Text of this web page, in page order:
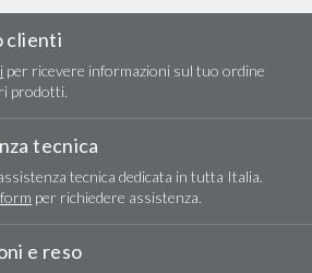
clienti
per ricevere informazioni sul tuo ordine
prodotti.
tecnica
tecnica dedicata in tutta Italia.
per richiedere assistenza.
e reso